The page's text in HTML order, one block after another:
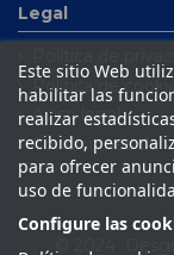
Legal
Política de
Aviso legal
Condiciones de
Este sitio Web
habilitar las
realizar
recibido,
para ofrecer
uso de
Configure las